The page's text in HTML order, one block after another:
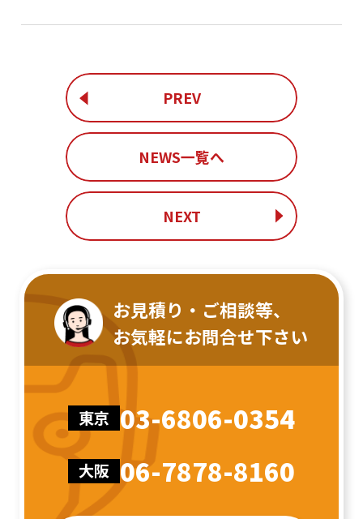
PREV
NEWS一覧へ
NEXT
お見積り・ご相談等、
お気軽にお問合せ下さい
東京 03-6806-0354
大阪 06-7878-8160